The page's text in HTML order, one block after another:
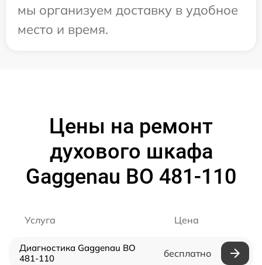
мы организуем доставку в удобное
место и время.
Цены на ремонт
духового шкафа
Gaggenau BO 481-110
Услуга Цена
Диагностика Gaggenau BO
481-110
бесплатно